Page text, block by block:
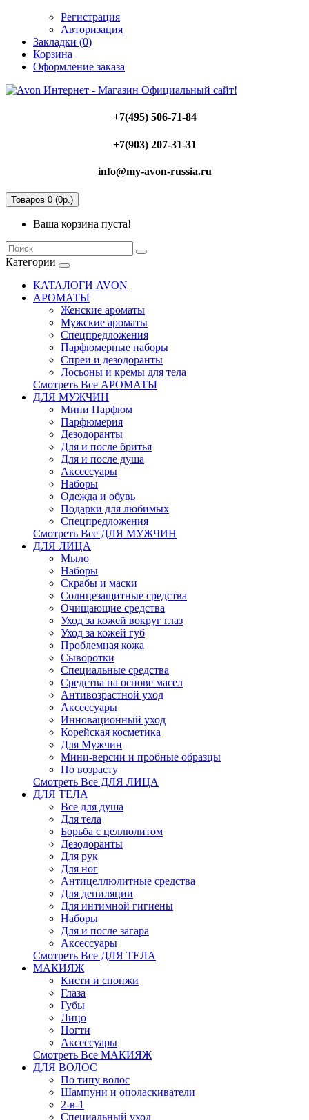
Регистрация
Авторизация
Закладки (0)
Корзина
Оформление заказа
+7(495) 506-71-84
+7(903) 207-31-31
info@my-avon-russia.ru
Товаров 0 (0р.)
Ваша корзина пуста!
Категории
КАТАЛОГИ AVON
АРОМАТЫ
Женские ароматы
Мужские ароматы
Спецпредложения
Парфюмерные наборы
Спреи и дезодоранты
Лосьоны и кремы для тела
Смотреть Все АРОМАТЫ
ДЛЯ МУЖЧИН
Мини Парфюм
Парфюмерия
Дезодоранты
Для и после бритья
Для и после душа
Аксессуары
Наборы
Одежда и обувь
Подарки для любимых
Спецпредложения
Смотреть Все ДЛЯ МУЖЧИН
ДЛЯ ЛИЦА
Мыло
Наборы
Скрабы и маски
Солнцезащитные средства
Очищающие средства
Уход за кожей вокруг глаз
Уход за кожей губ
Проблемная кожа
Сыворотки
Специальные средства
Средства на основе масел
Антивозрастной уход
Аксессуары
Инновационный уход
Корейская косметика
Для Мужчин
Мини-версии и пробные образцы
По возрасту
Смотреть Все ДЛЯ ЛИЦА
ДЛЯ ТЕЛА
Все для душа
Для тела
Борьба с целлюлитом
Дезодоранты
Для рук
Для ног
Антицеллюлитные средства
Для депиляции
Для интимной гигиены
Наборы
Для и после загара
Аксессуары
Смотреть Все ДЛЯ ТЕЛА
МАКИЯЖ
Кисти и спонжи
Глаза
Губы
Лицо
Ногти
Аксессуары
Смотреть Все МАКИЯЖ
ДЛЯ ВОЛОС
По типу волос
Шампуни и ополаскиватели
2-в-1
Специальный уход